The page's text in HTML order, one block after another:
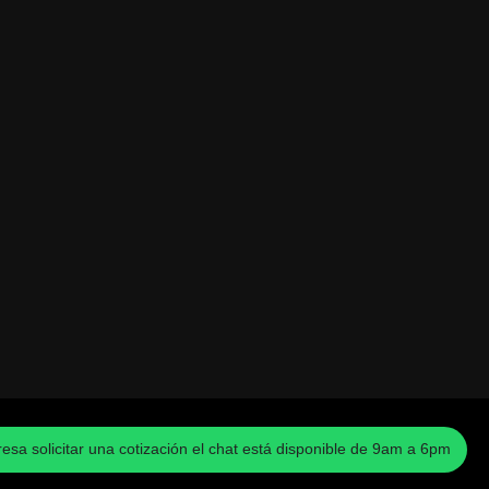
solicitar una cotización el chat está disponible de 9am a 6pm